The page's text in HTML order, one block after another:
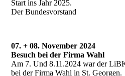
Start ins Jahr 2025.
Der Bundesvorstand
07. + 08. November 2024
Besuch bei der Firma Wahl
Am 7. Und 8.11.2024 war der
bei der Firma Wahl in St. Georgen.